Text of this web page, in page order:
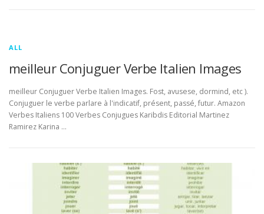
ALL
meilleur Conjuguer Verbe Italien Images
meilleur Conjuguer Verbe Italien Images. Fost, avusese, dormind, etc ).
Conjuguer le verbe parlare à l'indicatif, présent, passé, futur. Amazon
Verbes Italiens 100 Verbes Conjugues Karibdis Editorial Martinez
Ramirez Karina …